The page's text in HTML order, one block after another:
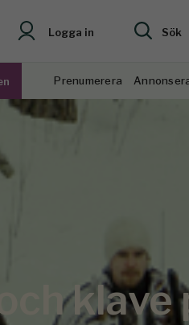
Logga in Sök
Prenumerera
klave